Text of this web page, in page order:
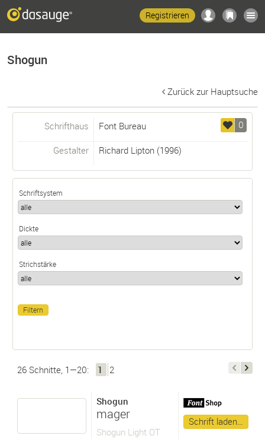
Registrieren
Shogun
Zurück zur Hauptsuche
0
Schrifthaus Font Bureau
Gestalter Richard Lipton(1996)
Schriftsystem
Dickte
Strichstärke
26 Schnitte, 1—20: 1 2
Shogun
mager
Shogun Light OT
Schrift laden…